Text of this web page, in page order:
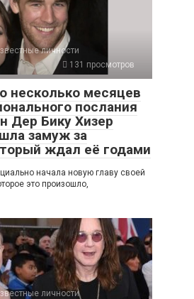
личности
131 просмотров
несколько месяцев
послания
Дер Бику Хизер
замуж за
ждал её годами
начала новую главу своей
это произошло,
личности